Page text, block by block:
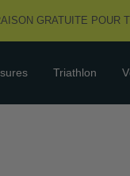
GRATUITE POUR
Triathlon